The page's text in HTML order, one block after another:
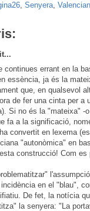
, Senyera,
continues errant en la
essència, ja és la
que, en qualsevol
de fer una cinta per a
Si no és la "mateixa" -
fa a la significació,
convertit en lexema
"autonòmica" en
construcció! Com
en el "blau",
De fet, la notícia
la senyera: "La